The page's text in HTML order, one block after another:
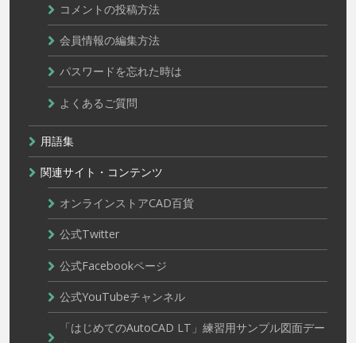
コメントの投稿方法
会員情報の編集方法
パスワードを忘れた時は
よくあるご質問
用語集
関連サイト・コンテンツ
オンラインストアCAD百貨
公式Twitter
公式Facebookページ
公式YouTubeチャンネル
「はじめてのAutoCAD LT」練習用サンプル図面デー